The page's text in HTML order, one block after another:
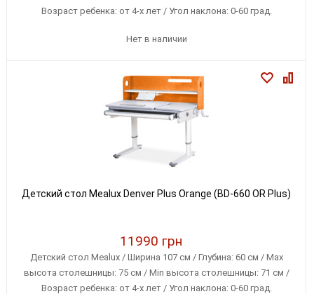
Возраст ребенка: от 4-х лет / Угол наклона: 0-60 град.
Нет в наличии
Детский стол Mealux Denver Plus Orange (BD-660 OR Plus)
11990 грн
Детский стол Mealux / Ширина 107 см / Глубина: 60 см / Max
высота столешницы: 75 см / Min высота столешницы: 71 см /
Возраст ребенка: от 4-х лет / Угол наклона: 0-60 град.